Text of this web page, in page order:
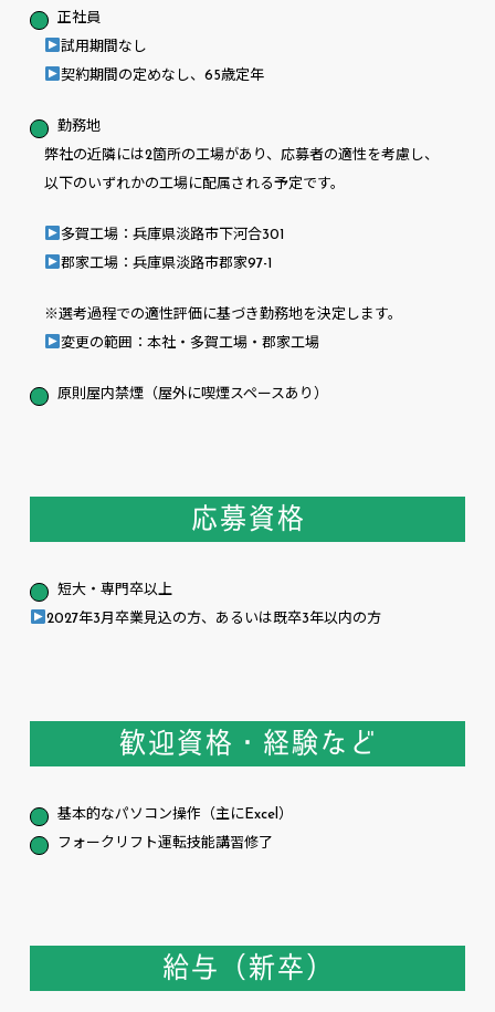
正社員
試用期間なし
契約期間の定めなし、65歳定年
勤務地
弊社の近隣には2箇所の工場があり、応募者の適性を考慮し、
以下のいずれかの工場に配属される予定です。
多賀工場：兵庫県淡路市下河合301
郡家工場：兵庫県淡路市郡家97-1
※選考過程での適性評価に基づき勤務地を決定します。
変更の範囲：本社・多賀工場・郡家工場
原則屋内禁煙（屋外に喫煙スペースあり）
応募資格
短大・専門卒以上
2027年3月卒業見込の方、あるいは既卒3年以内の方
歓迎資格・経験など
基本的なパソコン操作（主にExcel）
フォークリフト運転技能講習修了
給与（新卒）